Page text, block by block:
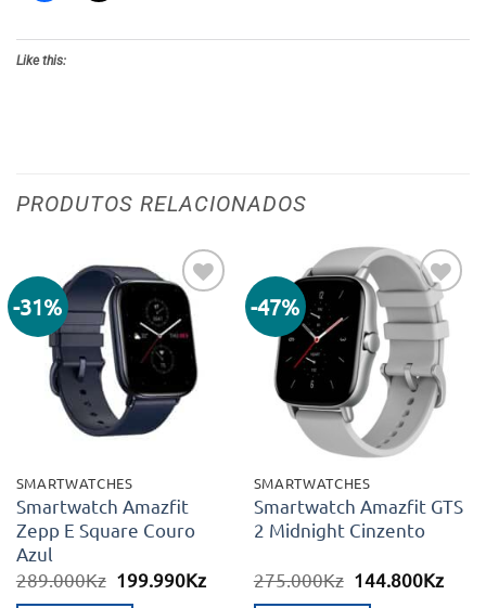
Like this:
PRODUTOS RELACIONADOS
-31%
Adicionar
aos meus
desejos
SMARTWATCHES
Smartwatch Amazfit
Zepp E Square Couro
Azul
289.000Kz O
199.990KzO
-47%
Adicionar
aos meus
SMARTWATCHES
Smartwatch Amazfit GTS
2 Midnight Cinzento
275.000Kz O
144.800KzO